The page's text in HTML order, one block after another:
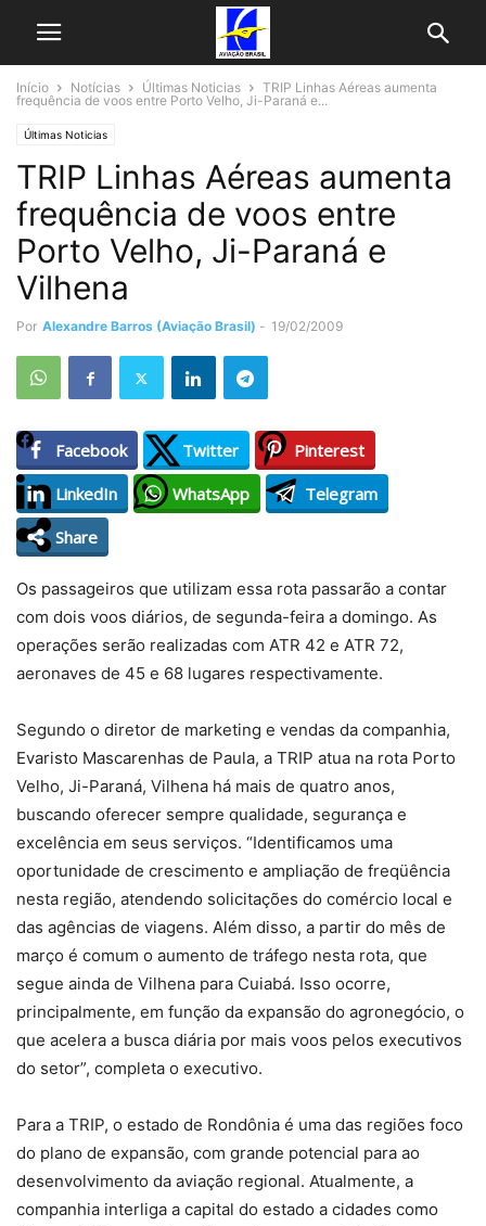
Início Notícias Últimas Noticias
TRIP Linhas Aéreas aumenta
frequência de voos entre Porto Velho, Ji-Paraná e...
Últimas Noticias
TRIP Linhas Aéreas aumenta
frequência de voos entre
Porto Velho, Ji-Paraná e
Vilhena
Por Alexandre Barros (Aviação Brasil) - 19/02/2009
Facebook Twitter
Pinterest
LinkedIn
WhatsApp
Telegram
Share
Os passageiros que utilizam essa rota passarão a contar
com dois voos diários, de segunda-feira a domingo. As
operações serão realizadas com ATR 42 e ATR 72,
aeronaves de 45 e 68 lugares respectivamente.
Segundo o diretor de marketing e vendas da companhia,
Evaristo Mascarenhas de Paula, a TRIP atua na rota Porto
Velho, Ji-Paraná, Vilhena há mais de quatro anos,
buscando oferecer sempre qualidade, segurança e
excelência em seus serviços. “Identificamos uma
oportunidade de crescimento e ampliação de freqüência
nesta região, atendendo solicitações do comércio local e
das agências de viagens. Além disso, a partir do mês de
março é comum o aumento de tráfego nesta rota, que
segue ainda de Vilhena para Cuiabá. Isso ocorre,
principalmente, em função da expansão do agronegócio, o
que acelera a busca diária por mais voos pelos executivos
do setor”, completa o executivo.
Para a TRIP, o estado de Rondônia é uma das regiões foco
do plano de expansão, com grande potencial para ao
desenvolvimento da aviação regional. Atualmente, a
companhia interliga a capital do estado a cidades como